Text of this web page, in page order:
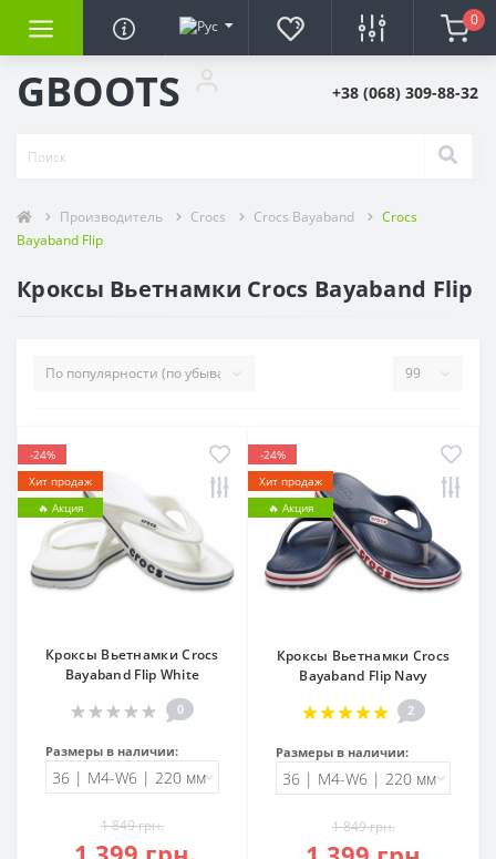
0
GBOOTS +38 (068) 309-88-32
Производитель Crocs Crocs Bayaband
Crocs
Bayaband Flip
Кроксы Вьетнамки Crocs Bayaband Flip
-24%
Хит продаж
🔥 Акция
Кроксы Вьетнамки Crocs
Bayaband Flip White
0
Размеры в наличии:
1 849 грн.
-24%
Хит продаж
🔥 Акция
Кроксы Вьетнамки Crocs
Bayaband Flip Navy
2
Размеры в наличии:
1 849 грн.